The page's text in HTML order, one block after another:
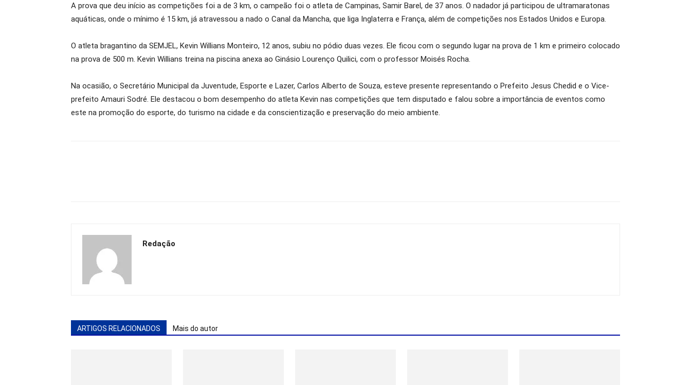
A prova que deu início as competições foi a de 3 km, o campeão foi o atleta de Campinas, Samir Barel, de 37 anos. O nadador já participou de ultramaratonas
aquáticas, onde o mínimo é 15 km, já atravessou a nado o Canal da Mancha, que liga Inglaterra e França, além de competições nos Estados Unidos e Europa.
O atleta bragantino da SEMJEL, Kevin Willians Monteiro, 12 anos, subiu no pódio duas vezes. Ele ficou com o segundo lugar na prova de 1 km e primeiro colocado
na prova de 500 m. Kevin Willians treina na piscina anexa ao Ginásio Lourenço Quilici, com o professor Moisés Rocha.
Na ocasião, o Secretário Municipal da Juventude, Esporte e Lazer, Carlos Alberto de Souza, esteve presente representando o Prefeito Jesus Chedid e o Vice-
prefeito Amauri Sodré. Ele destacou o bom desempenho do atleta Kevin nas competições que tem disputado e falou sobre a importância de eventos como
este na promoção do esporte, do turismo na cidade e da conscientização e preservação do meio ambiente.
Redação
ARTIGOS RELACIONADOS Mais do autor